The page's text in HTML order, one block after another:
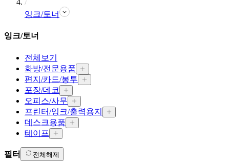
잉크/토너
잉크/토너
전체보기
화방/전문용품
편지/카드/봉투
포장/데코
오피스/사무
프린터/잉크/출력용지
데스크용품
테이프
필터 전체해제